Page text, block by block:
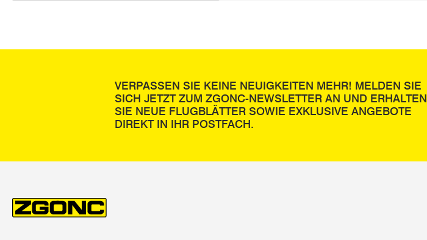
VERPASSEN SIE KEINE NEUIGKEITEN MEHR! MELDEN SIE
SICH JETZT ZUM ZGONC-NEWSLETTER AN UND ERHALTEN
SIE NEUE FLUGBLÄTTER SOWIE EXKLUSIVE ANGEBOTE
DIREKT IN IHR POSTFACH.